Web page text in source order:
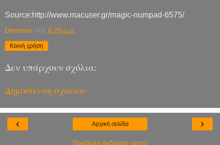
Source:http://www.macuser.gr/magic-numpad-6575/
Dimitrios στις 6:20 μ.μ.
Κοινή χρήση
Δεν υπάρχουν σχόλια:
Δημοσίευση σχολίου
‹ ›
Αρχική σελίδα
Προβολή έκδοσης ιστού